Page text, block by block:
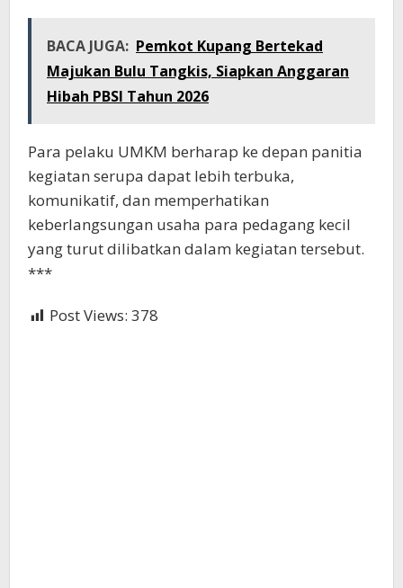
BACA JUGA: Pemkot Kupang Bertekad
Majukan Bulu Tangkis, Siapkan Anggaran
Hibah PBSI Tahun 2026
Para pelaku UMKM berharap ke depan panitia
kegiatan serupa dapat lebih terbuka,
komunikatif, dan memperhatikan
keberlangsungan usaha para pedagang kecil
yang turut dilibatkan dalam kegiatan tersebut.
***
Post Views: 378